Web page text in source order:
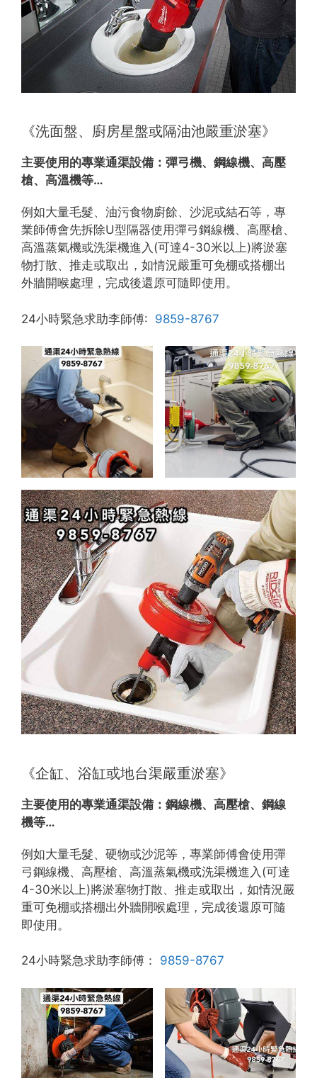
《洗面盤、廚房星盤或隔油池嚴重淤塞》
主要使用的專業通渠設備： 彈弓機、鋼線機、高壓
槍、高溫機等…
例如大量毛髮、油污食物廚餘、沙泥或結石等，專
業師傅會先拆除U型隔器使用彈弓鋼線機、高壓槍、
高溫蒸氣機或洗渠機進入(可達4-30米以上)將淤塞
物打散、推走或取出，如情況嚴重可免棚或搭棚出
外牆開喉處理，完成後還原可隨即使用。
24小時緊急求助李師傅: 9859-8767
《企缸、浴缸或地台渠嚴重淤塞》
主要使用的專業通渠設備： 鋼線機、高壓槍、鋼線
機等…
例如大量毛髮、硬物或沙泥等，專業師傅會使用彈
弓鋼線機、高壓槍、高溫蒸氣機或洗渠機進入(可達
4-30米以上)將淤塞物打散、推走或取出，如情況嚴
重可免棚或搭棚出外牆開喉處理，完成後還原可隨
即使用。
24小時緊急求助李師傅： 9859-8767